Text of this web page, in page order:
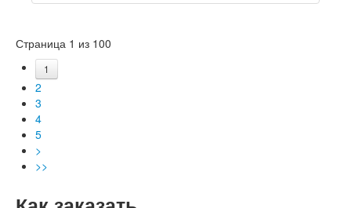
Страница 1 из 100
1
2
3
4
5
>
>>